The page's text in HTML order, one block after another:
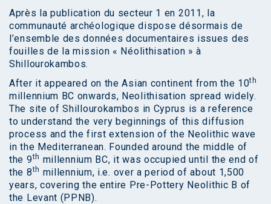
Après la publication du secteur 1 en 2011, la
communauté archéologique dispose désormais de
l’ensemble des données documentaires issues des
fouilles de la mission « Néolithisation » à
Shillourokambos.
After it appeared on the Asian continent from the 10th
millennium BC onwards, Neolithisation spread widely.
The site of Shillourokambos in Cyprus is a reference
to understand the very beginnings of this diffusion
process and the first extension of the Neolithic wave
in the Mediterranean. Founded around the middle of
the 9th millennium BC, it was occupied until the end of
the 8th millennium, i.e. over a period of about 1,500
years, covering the entire Pre-Pottery Neolithic B of
the Levant (PPNB).